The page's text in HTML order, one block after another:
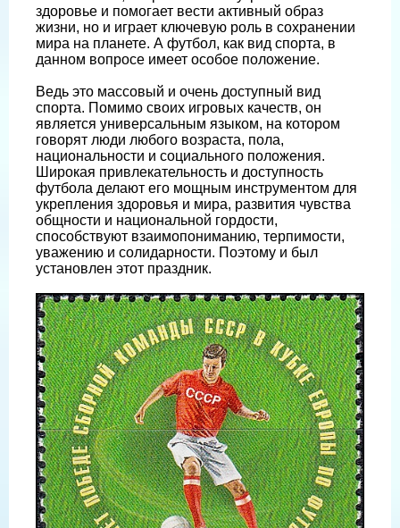
здоровье и помогает вести активный образ
жизни, но и играет ключевую роль в сохранении
мира на планете. А футбол, как вид спорта, в
данном вопросе имеет особое положение.
Ведь это массовый и очень доступный вид
спорта. Помимо своих игровых качеств, он
является универсальным языком, на котором
говорят люди любого возраста, пола,
национальности и социального положения.
Широкая привлекательность и доступность
футбола делают его мощным инструментом для
укрепления здоровья и мира, развития чувства
общности и национальной гордости,
способствуют взаимопониманию, терпимости,
уважению и солидарности. Поэтому и был
установлен этот праздник.